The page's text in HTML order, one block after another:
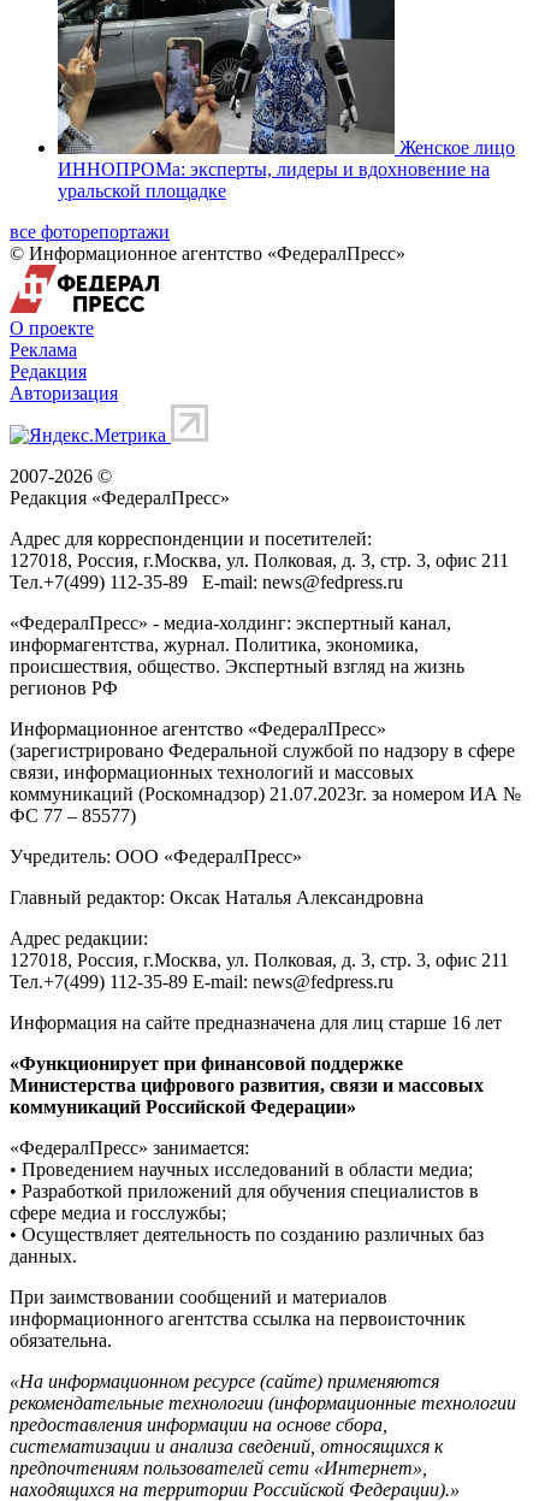
Женское лицо
ИННОПРОМа: эксперты, лидеры и вдохновение на
уральской площадке
все фоторепортажи
© Информационное агентство «ФедералПресс»
О проекте
Реклама
Редакция
Авторизация
2007-2026 ©
Редакция «ФедералПресс»
Адрес для корреспонденции и посетителей:
127018, Россия, г.Москва, ул. Полковая, д. 3, стр. 3, офис 211
Тел.+7(499) 112-35-89 E-mail: news@fedpress.ru
«ФедералПресс» - медиа-холдинг: экспертный канал,
информагентства, журнал. Политика, экономика,
происшествия, общество. Экспертный взгляд на жизнь
регионов РФ
Информационное агентство «ФедералПресс»
(зарегистрировано Федеральной службой по надзору в сфере
связи, информационных технологий и массовых
коммуникаций (Роскомнадзор) 21.07.2023г. за номером ИА №
ФС 77 – 85577)
Учредитель: ООО «ФедералПресс»
Главный редактор: Оксак Наталья Александровна
Адрес редакции:
127018, Россия, г.Москва, ул. Полковая, д. 3, стр. 3, офис 211
Тел.+7(499) 112-35-89 E-mail: news@fedpress.ru
Информация на сайте предназначена для лиц старше 16 лет
«Функционирует при финансовой поддержке
Министерства цифрового развития, связи и массовых
коммуникаций Российской Федерации»
«ФедералПресс» занимается:
• Проведением научных исследований в области медиа;
• Разработкой приложений для обучения специалистов в
сфере медиа и госслужбы;
• Осуществляет деятельность по созданию различных баз
данных.
При заимствовании сообщений и материалов
информационного агентства ссылка на первоисточник
обязательна.
«На информационном ресурсе (сайте) применяются
рекомендательные технологии (информационные технологии
предоставления информации на основе сбора,
систематизации и анализа сведений, относящихся к
предпочтениям пользователей сети «Интернет»,
находящихся на территории Российской Федерации).»